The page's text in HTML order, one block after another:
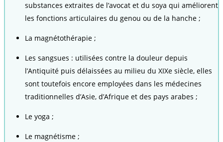
substances extraites de l’avocat et du soya qui améliorent
les fonctions articulaires du genou ou de la hanche ;
La magnétothérapie ;
Les sangsues : utilisées contre la douleur depuis
l’Antiquité puis délaissées au milieu du XIXe siècle, elles
sont toutefois encore employées dans les médecines
traditionnelles d’Asie, d’Afrique et des pays arabes ;
Le yoga ;
Le magnétisme ;